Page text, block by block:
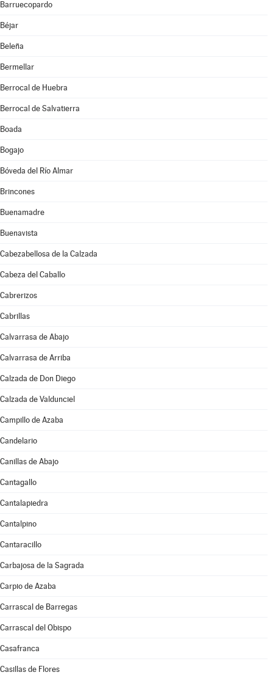
Barruecopardo
Béjar
Beleña
Bermellar
Berrocal de Huebra
Berrocal de Salvatierra
Boada
Bogajo
Bóveda del Río Almar
Brincones
Buenamadre
Buenavista
Cabezabellosa de la Calzada
Cabeza del Caballo
Cabrerizos
Cabrillas
Calvarrasa de Abajo
Calvarrasa de Arriba
Calzada de Don Diego
Calzada de Valdunciel
Campillo de Azaba
Candelario
Canillas de Abajo
Cantagallo
Cantalapiedra
Cantalpino
Cantaracillo
Carbajosa de la Sagrada
Carpio de Azaba
Carrascal de Barregas
Carrascal del Obispo
Casafranca
Casillas de Flores